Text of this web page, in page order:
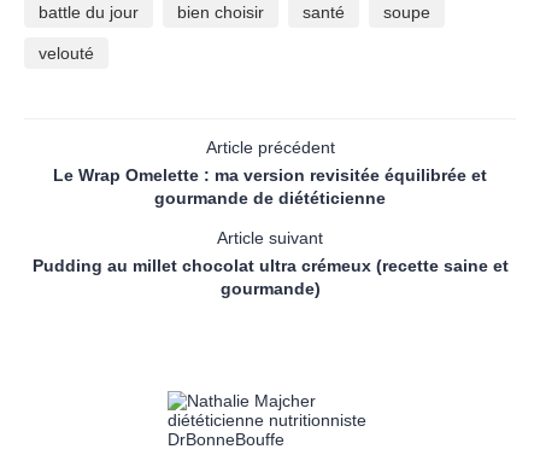
battle du jour bien choisir santé soupe
velouté
Article précédent
Le Wrap Omelette : ma version revisitée équilibrée et
gourmande de diététicienne
Article suivant
Pudding au millet chocolat ultra crémeux (recette saine et
gourmande)